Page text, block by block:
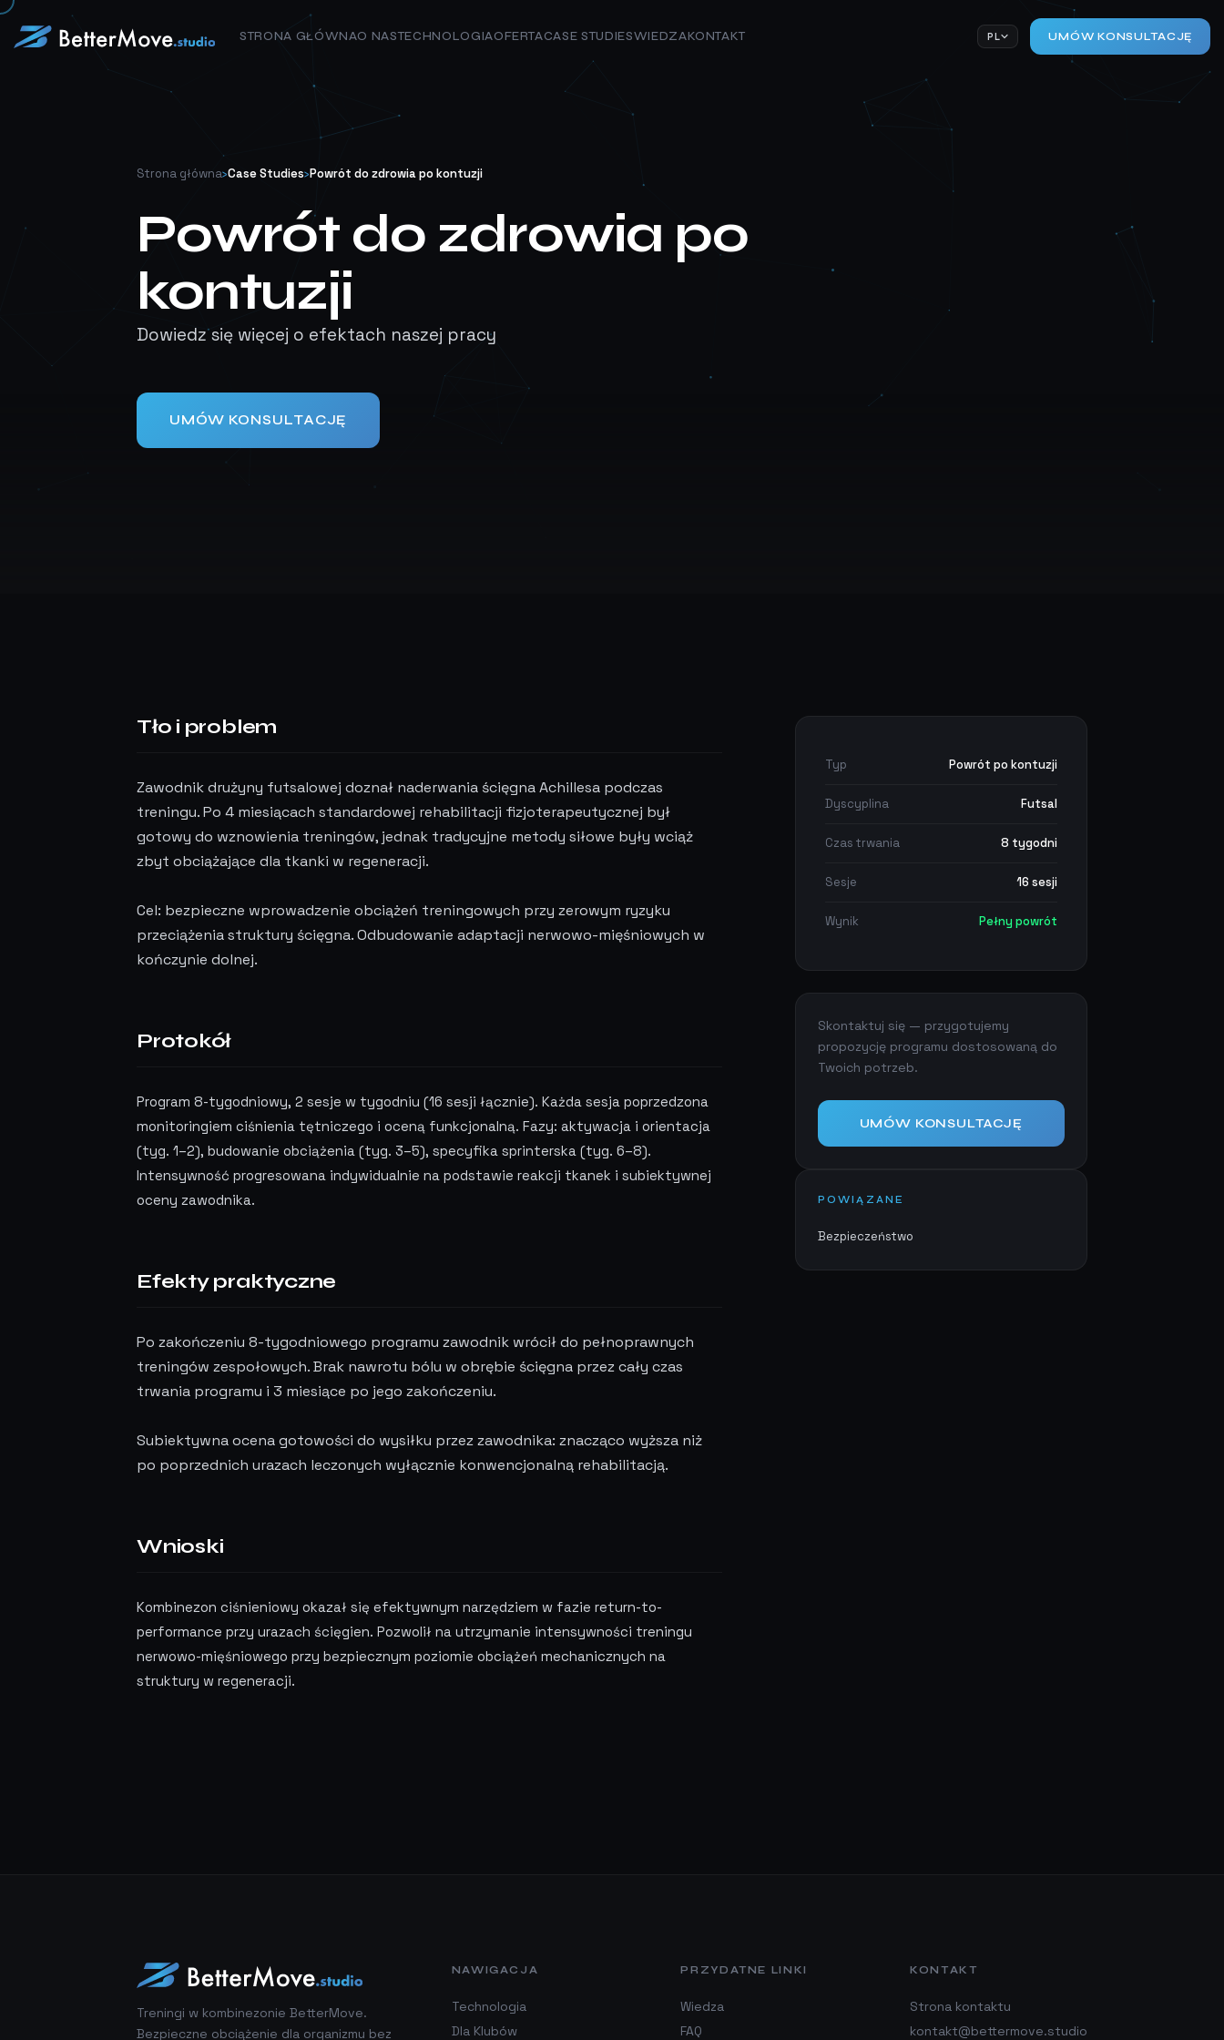
STRONA GŁÓWNAO NASTECHNOLOGIAOFERTACASE STUDIESWIEDZAKONTAKT PL UMÓW KONSULTACJĘ
Strona główna›Case Studies›Powrót do zdrowia po kontuzji
Powrót do zdrowia po
kontuzji
Dowiedz się więcej o efektach naszej pracy
UMÓW KONSULTACJĘ
Tło i problem
Zawodnik drużyny futsalowej doznał naderwania ścięgna Achillesa podczas
treningu. Po 4 miesiącach standardowej rehabilitacji fizjoterapeutycznej był
gotowy do wznowienia treningów, jednak tradycyjne metody siłowe były wciąż
zbyt obciążające dla tkanki w regeneracji.
Cel: bezpieczne wprowadzenie obciążeń treningowych przy zerowym ryzyku
przeciążenia struktury ścięgna. Odbudowanie adaptacji nerwowo-mięśniowych w
kończynie dolnej.
Protokół
Program 8-tygodniowy, 2 sesje w tygodniu (16 sesji łącznie). Każda sesja poprzedzona
monitoringiem ciśnienia tętniczego i oceną funkcjonalną. Fazy: aktywacja i orientacja
(tyg. 1–2), budowanie obciążenia (tyg. 3–5), specyfika sprinterska (tyg. 6–8).
Intensywność progresowana indywidualnie na podstawie reakcji tkanek i subiektywnej
oceny zawodnika.
Efekty praktyczne
Po zakończeniu 8-tygodniowego programu zawodnik wrócił do pełnoprawnych
treningów zespołowych. Brak nawrotu bólu w obrębie ścięgna przez cały czas
trwania programu i 3 miesiące po jego zakończeniu.
Subiektywna ocena gotowości do wysiłku przez zawodnika: znacząco wyższa niż
po poprzednich urazach leczonych wyłącznie konwencjonalną rehabilitacją.
Wnioski
Kombinezon ciśnieniowy okazał się efektywnym narzędziem w fazie return-to-
performance przy urazach ścięgien. Pozwolił na utrzymanie intensywności treningu
nerwowo-mięśniowego przy bezpiecznym poziomie obciążeń mechanicznych na
struktury w regeneracji.
Typ Powrót po kontuzji
Dyscyplina Futsal
Czas trwania 8 tygodni
Sesje 16 sesji
Wynik Pełny powrót
Skontaktuj się — przygotujemy
propozycję programu dostosowaną do
Twoich potrzeb.
UMÓW KONSULTACJĘ
POWIĄZANE
Bezpieczeństwo
Treningi w kombinezonie BetterMove.
Bezpieczne obciążenie dla organizmu bez
NAWIGACJA
Technologia
Dla Klubów
PRZYDATNE LINKI
Wiedza
FAQ
KONTAKT
Strona kontaktu
kontakt@bettermove.studio